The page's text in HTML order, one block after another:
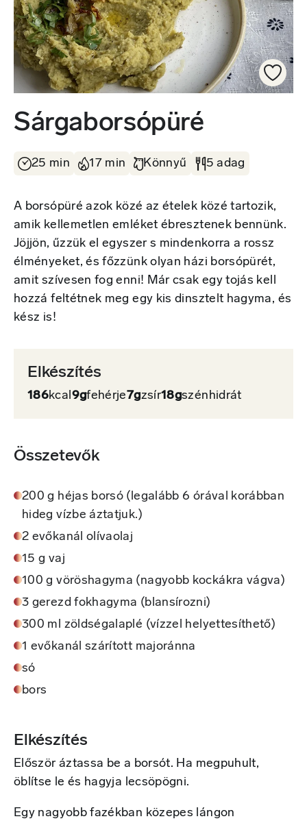
Sárgaborsópüré
25 min 17 min Könnyű 5 adag
A borsópüré azok közé az ételek közé tartozik,
amik kellemetlen emléket ébresztenek bennünk.
Jöjjön, űzzük el egyszer s mindenkorra a rossz
élményeket, és főzzünk olyan házi borsópürét,
amit szívesen fog enni! Már csak egy tojás kell
hozzá feltétnek meg egy kis dinsztelt hagyma, és
kész is!
Elkészítés
186kcal9gfehérje7gzsír18gszénhidrát
Összetevők
200 g héjas borsó (legalább 6 órával korábban
hideg vízbe áztatjuk.)
2 evőkanál olívaolaj
15 g vaj
100 g vöröshagyma (nagyobb kockákra vágva)
3 gerezd fokhagyma (blansírozni)
300 ml zöldségalaplé (vízzel helyettesíthető)
1 evőkanál szárított majoránna
só
bors
Elkészítés
Először áztassa be a borsót. Ha megpuhult,
öblítse le és hagyja lecsöpögni.
Egy nagyobb fazékban közepes lángon